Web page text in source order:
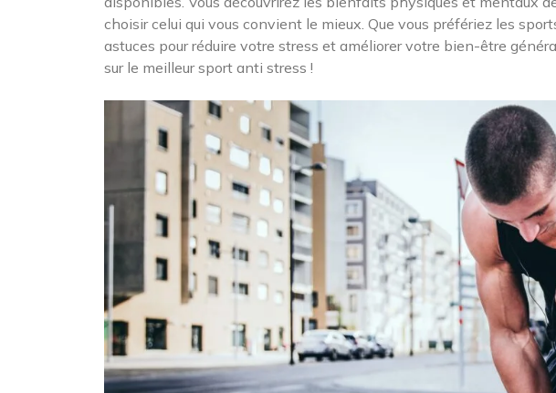
choisir celui qui vous convient le mieux. Que vous préfériez les
astuces pour réduire votre stress et améliorer votre bien-être
sur le meilleur sport anti stress !